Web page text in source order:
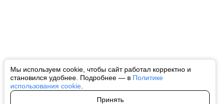
Мы используем cookie, чтобы сайт работал корректно и
становился удобнее. Подробнее — в Политике
использования cookie
Принять